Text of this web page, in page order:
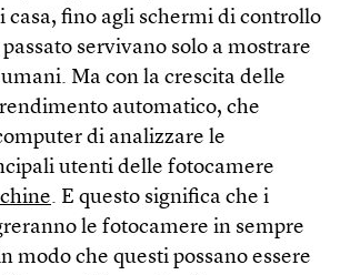
casa, fino agli schermi di controllo
servivano solo a mostrare
Ma con la crescita delle
automatico, che
di analizzare le
utenti delle fotocamere
. E questo significa che i
le fotocamere in sempre
modo che questi possano essere